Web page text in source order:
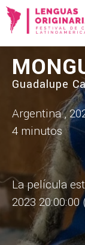
Guadalupe
Argentina ,
4 minutos
La película
2023